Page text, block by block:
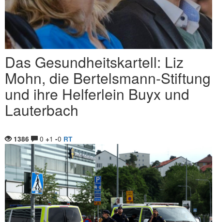
Das Gesundheitskartell: Liz
Mohn, die Bertelsmann-Stiftung
und ihre Helferlein Buyx und
Lauterbach
1386 0 +1 -0 RT